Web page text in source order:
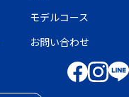
モデルコース
お問い合わせ